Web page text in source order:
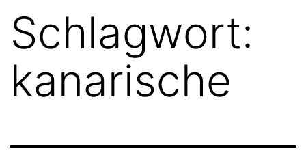
Schlagwort:
kanarische